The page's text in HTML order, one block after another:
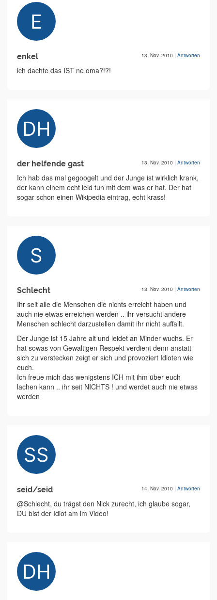
enkel 13. Nov. 2010 | Antworten
ich dachte das IST ne oma?!?!
der helfende gast 13. Nov. 2010 | Antworten
Ich hab das mal gegoogelt und der Junge ist wirklich krank,
der kann einem echt leid tun mit dem was er hat. Der hat
sogar schon einen Wikipedia eintrag, echt krass!
Schlecht 13. Nov. 2010 | Antworten
Ihr seit alle die Menschen die nichts erreicht haben und
auch nie etwas erreichen werden .. ihr versucht andere
Menschen schlecht darzustellen damit ihr nicht auffallt.
Der Junge ist 15 Jahre alt und leidet an Minder wuchs. Er
hat sowas von Gewaltigen Respekt verdient denn anstatt
sich zu verstecken zeigt er sich und provoziert Idioten wie
euch.
Ich freue mich das wenigstens ICH mit ihm über euch
lachen kann .. ihr seit NICHTS ! und werdet auch nie etwas
werden
seid/seid 14. Nov. 2010 | Antworten
@Schlecht, du trägst den Nick zurecht, ich glaube sogar,
DU bist der Idiot am im Video!